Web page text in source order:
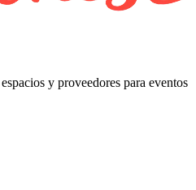
y proveedores para eventos